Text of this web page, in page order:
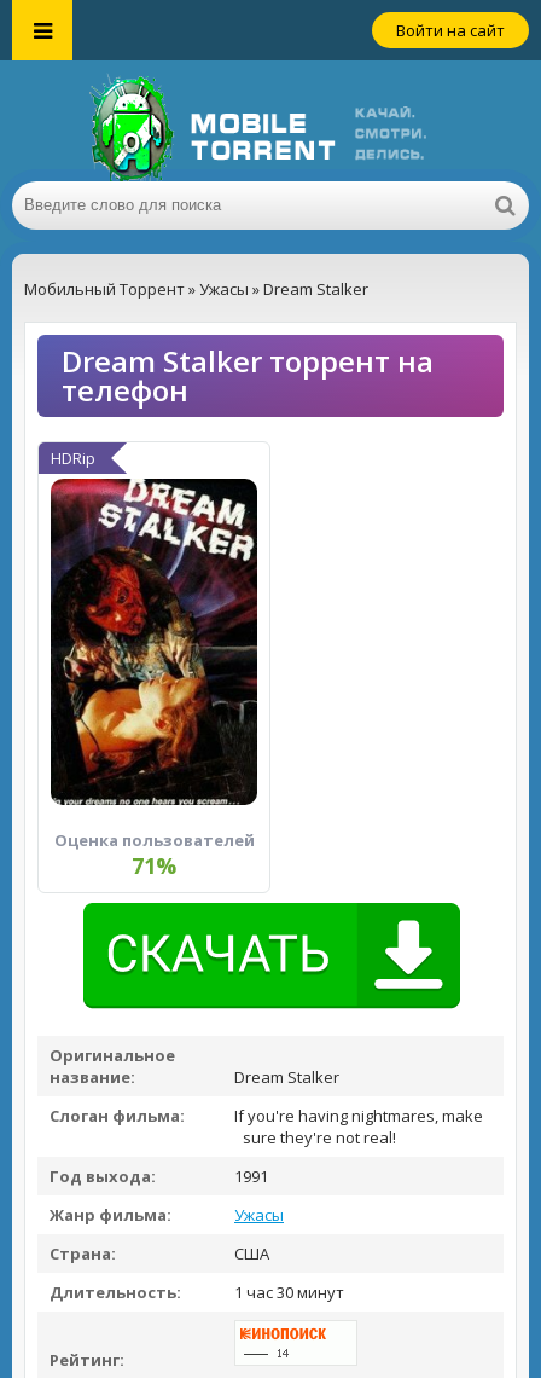
Войти на сайт
Мобильный Торрент»Ужасы » Dream Stalker
Dream Stalker торрент на
телефон
HDRip
Оценка пользователей
71%
Оригинальное
название:
Dream Stalker
Слоган фильма:
If you're having nightmares, make
sure they're not real!
Год выхода:
1991
Жанр фильма:
Ужасы
Страна:
США
Длительность:
1 час 30 минут
Рейтинг: